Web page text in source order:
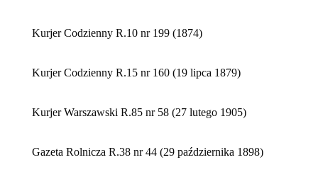
Kurjer Codzienny R.10 nr 199 (1874)
Kurjer Codzienny R.15 nr 160 (19 lipca 1879)
Kurjer Warszawski R.85 nr 58 (27 lutego 1905)
Gazeta Rolnicza R.38 nr 44 (29 października 1898)